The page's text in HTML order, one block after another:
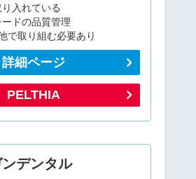
入れている
ドの品質管理
で取り組む必要あり
詳細ページ
PELTHIA
デンタル